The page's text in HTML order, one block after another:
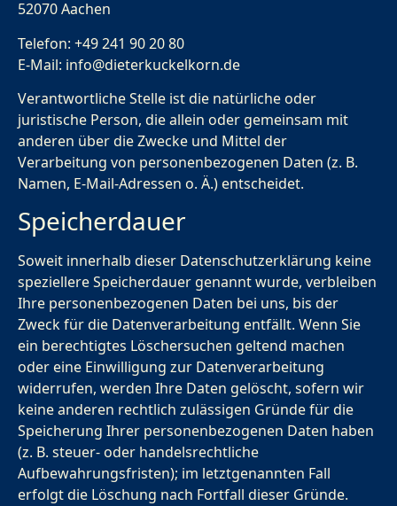
52070 Aachen
Telefon: +49 241 90 20 80
E-Mail: info@dieterkuckelkorn.de
Verantwortliche Stelle ist die natürliche oder
juristische Person, die allein oder gemeinsam mit
anderen über die Zwecke und Mittel der
Verarbeitung von personenbezogenen Daten (z. B.
Namen, E-Mail-Adressen o. Ä.) entscheidet.
Speicherdauer
Soweit innerhalb dieser Datenschutzerklärung keine
speziellere Speicherdauer genannt wurde, verbleiben
Ihre personenbezogenen Daten bei uns, bis der
Zweck für die Datenverarbeitung entfällt. Wenn Sie
ein berechtigtes Löschersuchen geltend machen
oder eine Einwilligung zur Datenverarbeitung
widerrufen, werden Ihre Daten gelöscht, sofern wir
keine anderen rechtlich zulässigen Gründe für die
Speicherung Ihrer personenbezogenen Daten haben
(z. B. steuer- oder handelsrechtliche
Aufbewahrungsfristen); im letztgenannten Fall
erfolgt die Löschung nach Fortfall dieser Gründe.